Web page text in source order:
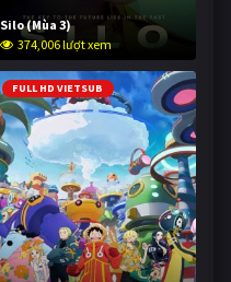
Silo (Mùa 3)
374,006 lượt xem
FULL HD VIETSUB